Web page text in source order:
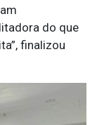
do que
finalizou